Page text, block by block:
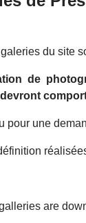
du site
de
pour une
are